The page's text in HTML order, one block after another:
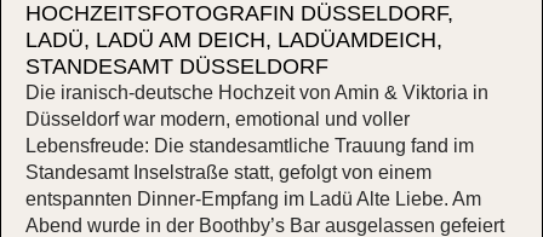
HOCHZEITSFOTOGRAFIN DÜSSELDORF,
LADÜ, LADÜ AM DEICH, LADÜAMDEICH,
STANDESAMT DÜSSELDORF
Die iranisch-deutsche Hochzeit von Amin & Viktoria in
Düsseldorf war modern, emotional und voller
Lebensfreude: Die standesamtliche Trauung fand im
Standesamt Inselstraße statt, gefolgt von einem
entspannten Dinner-Empfang im Ladü Alte Liebe. Am
Abend wurde in der Boothby’s Bar ausgelassen gefeiert